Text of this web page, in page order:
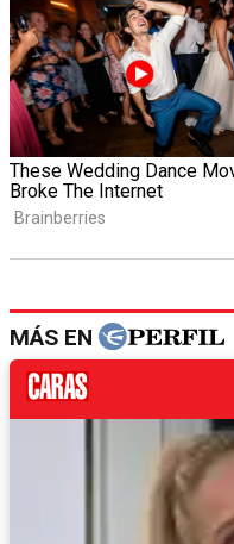
MÁS EN